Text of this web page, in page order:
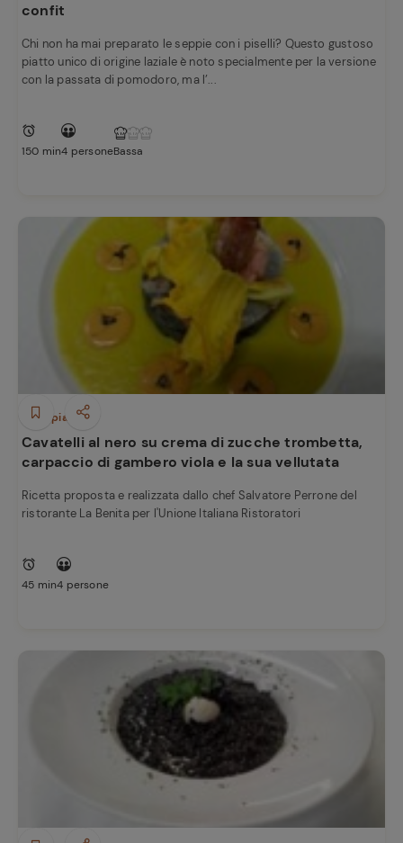
confit
Chi non ha mai preparato le seppie con i piselli? Questo gustoso
piatto unico di origine laziale è noto specialmente per la versione
con la passata di pomodoro, ma l’...
150 min4 personeBassa
Primi piatti
Cavatelli al nero su crema di zucche trombetta,
carpaccio di gambero viola e la sua vellutata
Ricetta proposta e realizzata dallo chef Salvatore Perrone del
ristorante La Benita per l'Unione Italiana Ristoratori
45 min4 persone
Ricette